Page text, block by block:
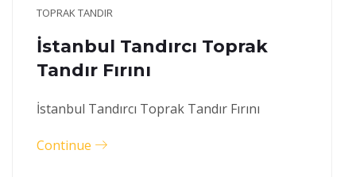
TOPRAK TANDIR
İstanbul Tandırcı Toprak
Tandır Fırını
İstanbul Tandırcı Toprak Tandır Fırını
Continue